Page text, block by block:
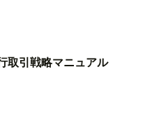
取引戦略マニュアル